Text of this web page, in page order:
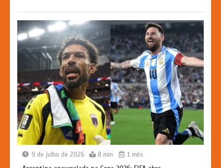
k
er
9 de julho de 2026 8 min 1 mês